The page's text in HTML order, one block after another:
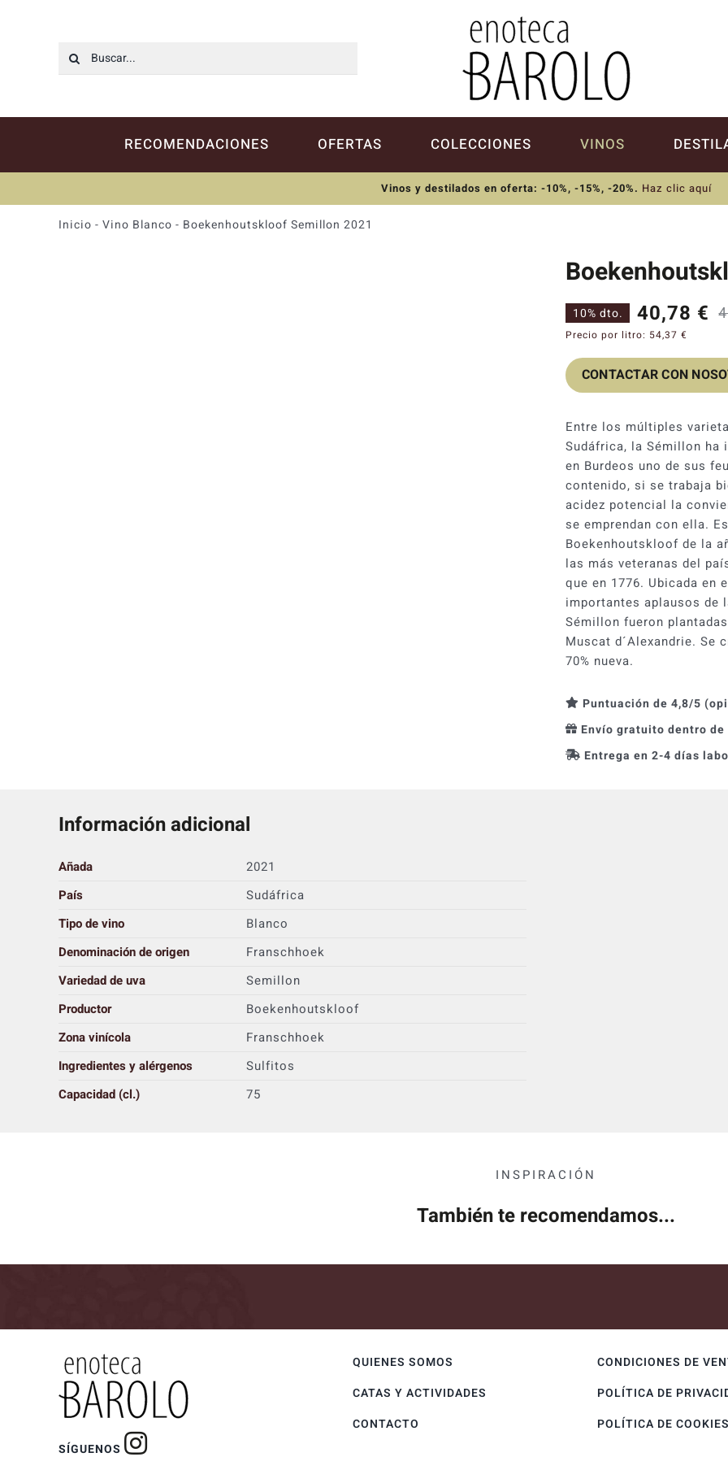
Buscar:
RECOMENDACIONES OFERTAS COLECCIONES VINOS
Vinos y destilados en oferta: -10%, -15%, -20%. Haz clic aquí
Inicio - Vino Blanco - Boekenhoutskloof Semillon 2021
40,78 €
10% dto.
Precio por litro: 54,37 €
CONTACTAR CON
Entre los múltiples
Sudáfrica, la Sémillon ha
en Burdeos uno de sus
contenido, si se trabaja
acidez potencial la
se emprendan con ella.
Boekenhoutskloof de la
las más veteranas del
que en 1776. Ubicada en
importantes aplausos de
Sémillon fueron
Muscat d´Alexandrie. Se
70% nueva.
Puntuación de 4,8/5
Envío gratuito dentro
Entrega en 2-4 días
Información adicional
Añada
2021
País
Sudáfrica
Tipo de vino
Blanco
Denominación de origen
Franschhoek
Variedad de uva
Semillon
Productor
Boekenhoutskloof
Zona vinícola
Franschhoek
Ingredientes y alérgenos
Sulfitos
Capacidad (cl.)
75
INSPIRACIÓN
También te recomendamos...
SÍGUENOS
QUIENES SOMOS
CATAS Y ACTIVIDADES
CONTACTO
CONDICIONES DE
POLÍTICA DE
POLÍTICA DE COOKIES